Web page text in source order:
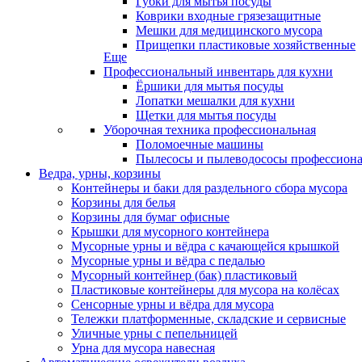
Коврики входные грязезащитные
Мешки для медицинского мусора
Прищепки пластиковые хозяйственные
Еще
Профессиональный инвентарь для кухни
Ёршики для мытья посуды
Лопатки мешалки для кухни
Щетки для мытья посуды
Уборочная техника профессиональная
Поломоечные машины
Пылесосы и пылеводососы
Ведра, урны, корзины
Контейнеры и баки для раздельного сбора мусора
Корзины для белья
Корзины для бумаг офисные
Крышки для мусорного контейнера
Мусорные урны и вёдра с качающейся крышкой
Мусорные урны и вёдра с педалью
Мусорный контейнер (бак) пластиковый
Пластиковые контейнеры для мусора на колёсах
Сенсорные урны и вёдра для мусора
Тележки платформенные, складские и сервисные
Уличные урны с пепельницей
Урна для мусора навесная